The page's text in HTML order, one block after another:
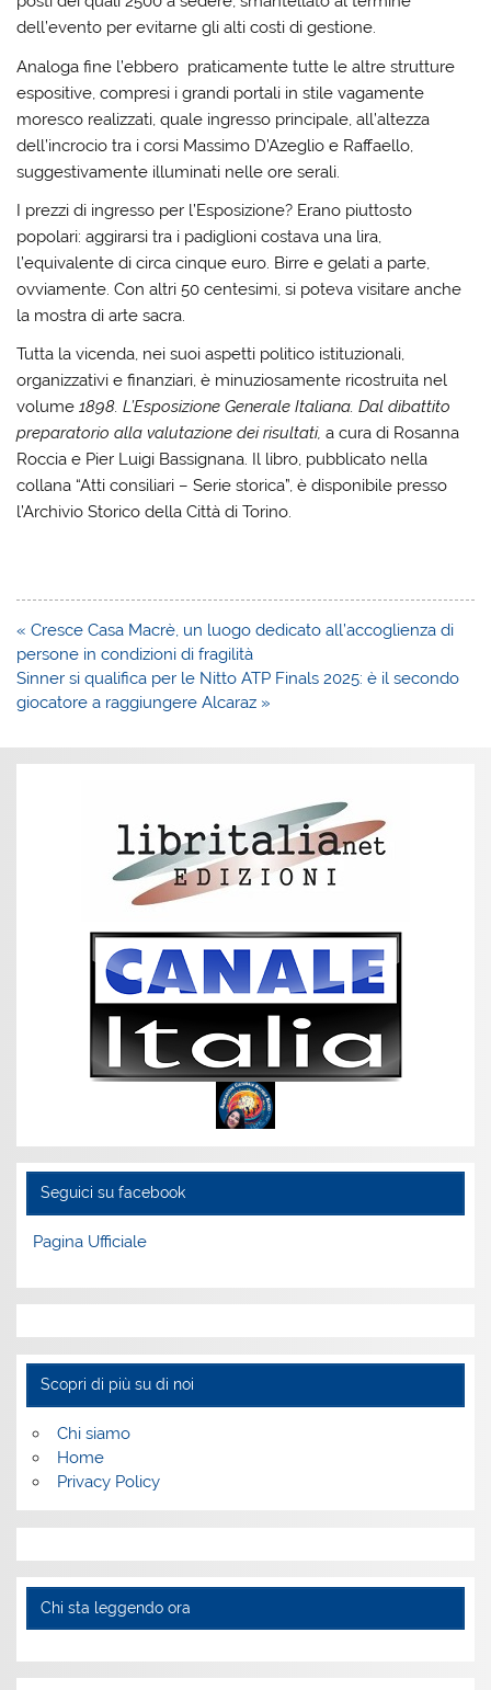
dell’evento per evitarne gli alti costi di gestione.
Analoga fine l’ebbero praticamente tutte le altre strutture
espositive, compresi i grandi portali in stile vagamente
moresco realizzati, quale ingresso principale, all’altezza
dell’incrocio tra i corsi Massimo D’Azeglio e Raffaello,
suggestivamente illuminati nelle ore serali.
I prezzi di ingresso per l’Esposizione? Erano piuttosto
popolari: aggirarsi tra i padiglioni costava una lira,
l’equivalente di circa cinque euro. Birre e gelati a parte,
ovviamente. Con altri 50 centesimi, si poteva visitare anche
la mostra di arte sacra.
Tutta la vicenda, nei suoi aspetti politico istituzionali,
organizzativi e finanziari, è minuziosamente ricostruita nel
volume1898. L’Esposizione Generale Italiana. Dal dibattito
preparatorio alla valutazione dei risultati,a cura di Rosanna
Roccia e Pier Luigi Bassignana. Il libro, pubblicato nella
collana “Atti consiliari – Serie storica”, è disponibile presso
l’Archivio Storico della Città di Torino.
Navigazione
articoli
« Cresce Casa Macrè, un luogo dedicato all’accoglienza di
persone in condizioni di fragilità
Sinner si qualifica per le Nitto ATP Finals 2025: è il secondo
giocatore a raggiungere Alcaraz »
Seguici su facebook
Pagina Ufficiale
Scopri di più su di noi
Chi siamo
Home
Privacy Policy
Chi sta leggendo ora